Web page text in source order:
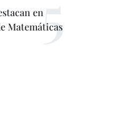
en
Matemáticas